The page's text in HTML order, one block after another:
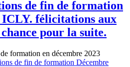
de fin de formation
ICLY. félicitations aux
pour la suite.
formation en décembre 2023
de fin de formation Décembre